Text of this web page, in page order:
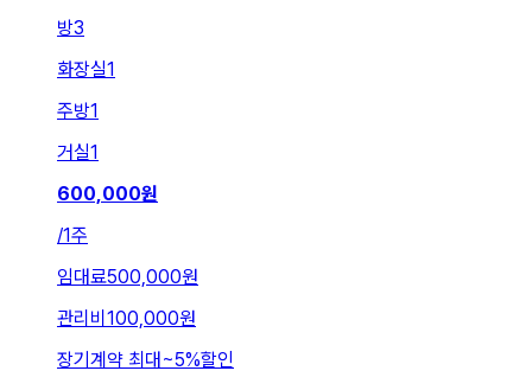
방3
화장실1
주방1
거실1
600,000원
/1주
임대료500,000원
관리비 100,000원
장기계약 최대 ~5%할인